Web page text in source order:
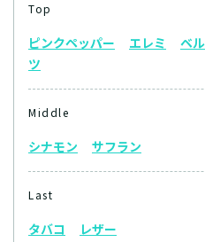
Top
ピンクペッパー エレミ ベ
ツ
Middle
シナモン サフラン
Last
タバコ レザー